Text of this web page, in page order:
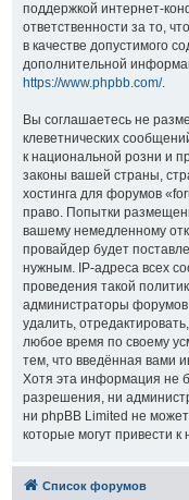
поддержкой интернет-
ответственности за то,
в качестве допустимого
дополнительной
https://www.phpbb.com/.
Вы соглашаетесь не
клеветнических
к национальной розни и
законы вашей страны,
хостинга для форумов
право. Попытки
вашему немедленному
провайдер будет
нужным. IP-адреса всех
проведения такой
администраторы
удалить,
любое время по своему
тем, что введённая вами
Хотя эта информация не
разрешения, ни
ни phpBB Limited не
которые могут привести
Список форумов